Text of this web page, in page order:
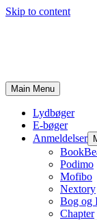
Skip to content
Main Menu
Lydbøger
E-bøger
Anmeldelser
Podimo
Mofibo
Nextory
Bog og
Chapter